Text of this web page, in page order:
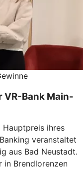
VR-Bank Main-
Hauptpreis ihres
veranstaltet
aus Bad Neustadt.
in Brendlorenzen